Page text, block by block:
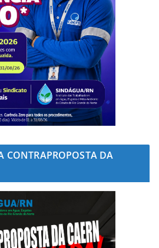
CONTRAPROPOSTA DA